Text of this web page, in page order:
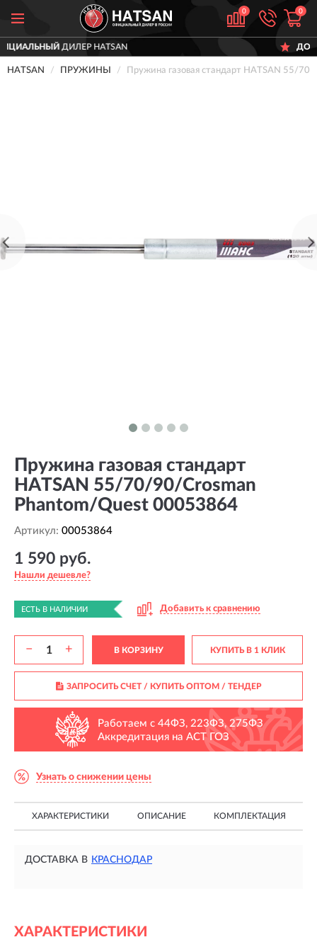
0 0
ОФИЦИАЛЬНЫЙДИЛЕР HATSAN
HATSAN ПРУЖИНЫ Пружина газовая стандарт HATSAN 55/
Пружина газовая стандарт
HATSAN 55/70/90/Crosman
Phantom/Quest 00053864
Артикул: 00053864
1 590 руб.
Нашли дешевле?
ЕСТЬ В НАЛИЧИИ Добавить к сравнению
− + В КОРЗИНУ КУПИТЬ В 1 КЛИК
ЗАПРОСИТЬ СЧЕТ / КУПИТЬ ОПТОМ/ ТЕНДЕР
Работаем с 44ФЗ, 223ФЗ, 275ФЗ
Аккредитация на АСТ ГОЗ
Узнать о снижении цены
ХАРАКТЕРИСТИКИ ОПИСАНИЕ КОМПЛЕКТАЦИЯ
ДОСТАВКА В КРАСНОДАР
ХАРАКТЕРИСТИКИ